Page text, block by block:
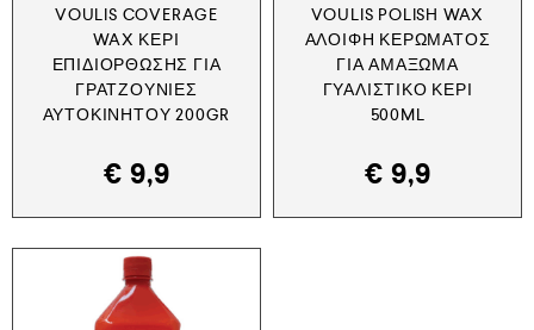
VOULIS COVERAGE
WAX ΚΕΡΊ
ΕΠΙΔΙΌΡΘΩΣΗΣ ΓΙΑ
ΓΡΑΤΖΟΥΝΙΈΣ
ΑΥΤΟΚΙΝΉΤΟΥ 200GR
€ 9,9
VOULIS POLISH WAX
ΑΛΟΙΦΉ ΚΕΡΏΜΑΤΟΣ
ΓΙΑ ΑΜΆΞΩΜΑ
ΓΥΑΛΙΣΤΙΚΌ ΚΕΡΊ
500ML
€ 9,9